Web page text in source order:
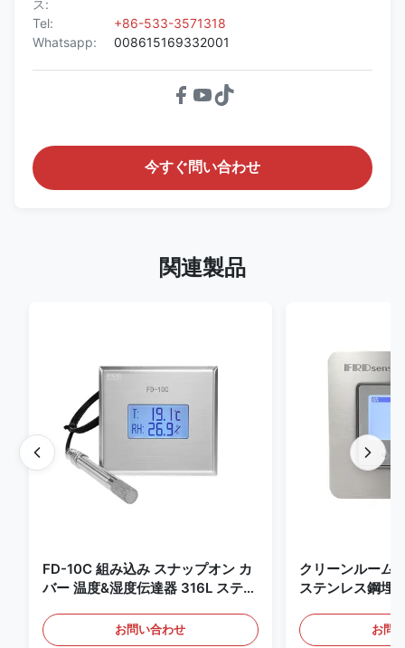
ス:
Tel:
+86-533-3571318
Whatsapp:
008615169332001
今すぐ問い合わせ
関連製品
FD-10C 組み込み スナップオン カ
バー 温度&湿度伝達器 316L ステン
お問い合わせ
クリーンルーム
ステンレス鋼埋
知用
お問